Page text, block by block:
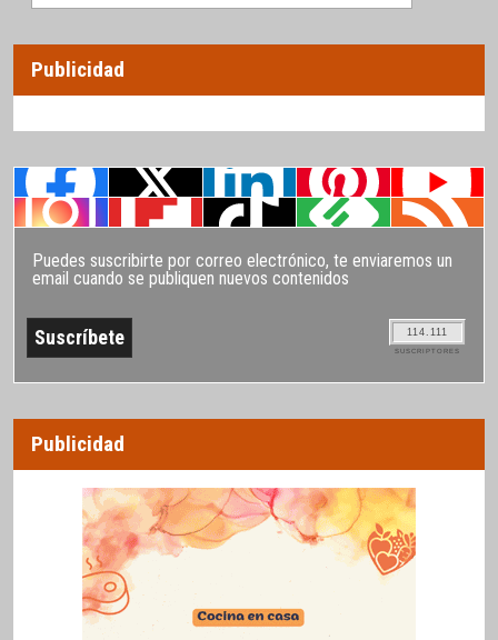
Publicidad
Puedes suscribirte por correo electrónico, te enviaremos un
email cuando se publiquen nuevos contenidos
114.111
SUSCRIPTORES
Publicidad